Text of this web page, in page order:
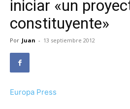
iniciar «un
constituyente»
Por Juan - 13 septiembre 2012
Europa Press